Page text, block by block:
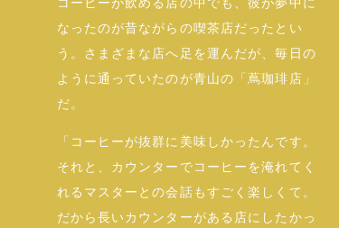
なったのが昔ながらの喫茶店だったとい
う。さまざまな店へ足を運んだが、毎日の
ように通っていたのが青山の「蔦珈琲店」
だ。
「コーヒーが抜群に美味しかったんです。
それと、カウンターでコーヒーを淹れてく
れるマスターとの会話もすごく楽しくて。
だから長いカウンターがある店にしたかっ